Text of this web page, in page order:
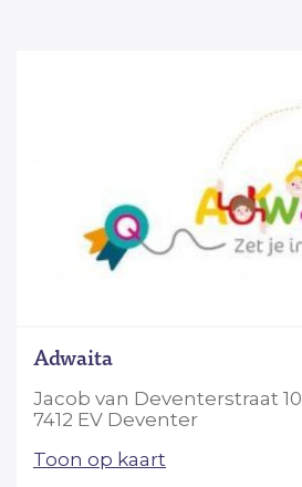
Adwaita
Jacob van Deventerstraat 10
7412 EV Deventer
Toon op kaart